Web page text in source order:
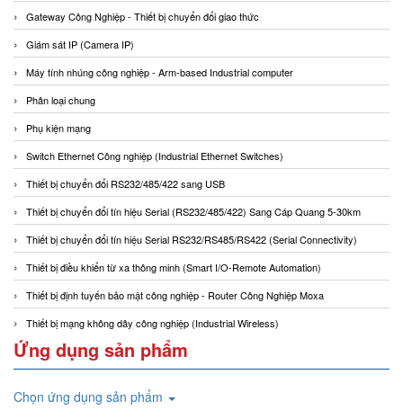
Gateway Công Nghiệp - Thiết bị chuyển đổi giao thức
Giám sát IP (Camera IP)
Máy tính nhúng công nghiệp - Arm-based Industrial computer
Phân loại chung
Phụ kiện mạng
Switch Ethernet Công nghiệp (Industrial Ethernet Switches)
Thiết bị chuyển đổi RS232/485/422 sang USB
Thiết bị chuyển đổi tín hiệu Serial (RS232/485/422) Sang Cáp Quang 5-30km
Thiết bị chuyển đổi tín hiệu Serial RS232/RS485/RS422 (Serial Connectivity)
Thiết bị điều khiển từ xa thông minh (Smart I/O-Remote Automation)
Thiết bị định tuyến bảo mật công nghiệp - Router Công Nghiệp Moxa
Thiết bị mạng không dây công nghiệp (Industrial Wireless)
Ứng dụng sản phẩm
Chọn ứng dụng sản phẩm